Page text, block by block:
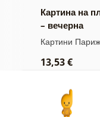
Картина на
– вечерна
разходка из
Картини Париж
13,53 €